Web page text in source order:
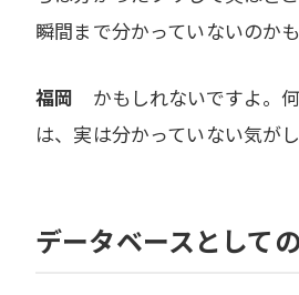
瞬間まで分かっていないのか
福岡 かもしれないですよ。
は、実は分かっていない気がし
データベースとして